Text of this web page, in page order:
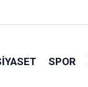
SPOR